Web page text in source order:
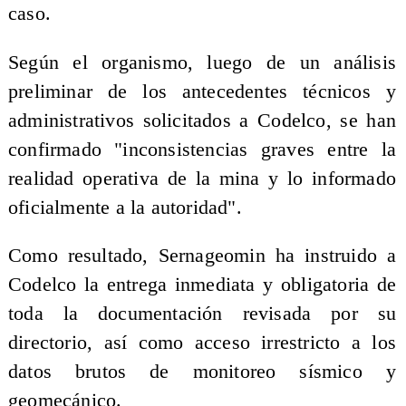
caso.
Según el organismo, luego de un análisis
preliminar de los antecedentes técnicos y
administrativos solicitados a Codelco, se han
confirmado "inconsistencias graves entre la
realidad operativa de la mina y lo informado
oficialmente a la autoridad".
Como resultado, Sernageomin ha instruido a
Codelco la entrega inmediata y obligatoria de
toda la documentación revisada por su
directorio, así como acceso irrestricto a los
datos brutos de monitoreo sísmico y
geomecánico.